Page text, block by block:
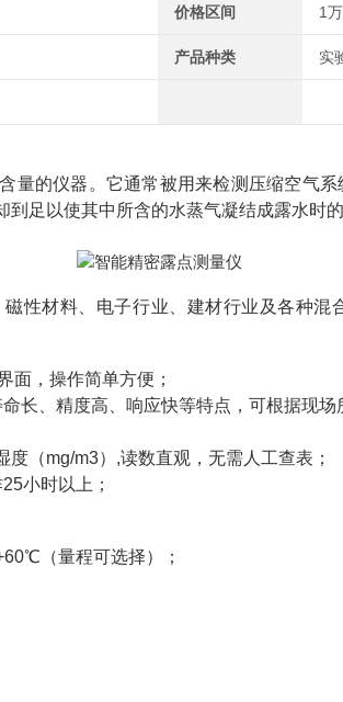
价格区间 1
产品种类 实
量的仪器。它通常被用来检测压缩空气
足以使其中所含的水蒸气凝结成露水时的
性材料、电子行业、建材行业及各种
面，操作简单方便；
长、精度高、响应快等特点，可根据现场
（mg/m3）,读数直观，无需人工查表；
小时以上；
（量程可选择）；